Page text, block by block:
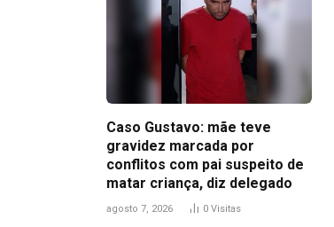
Caso Gustavo: mãe teve
gravidez marcada por
conflitos com pai suspeito de
matar criança, diz delegado
agosto 7, 2026 0 Visitas